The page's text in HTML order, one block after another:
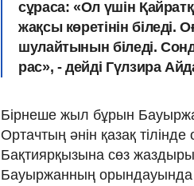
сұраса: «Ол үшін
жақсы көретінін біледі.
шулайтынын біледі.
рас», - дейді Гүлзира
Бірнеше жыл бұрын
Ортачтың әнін қазақ
Бақтиярқызына сөз
Бауыржанның орындауында